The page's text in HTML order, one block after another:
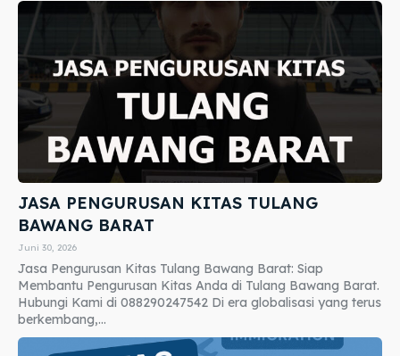
JASA PENGURUSAN KITAS TULANG
BAWANG BARAT
Juni 30, 2026
Jasa Pengurusan Kitas Tulang Bawang Barat: Siap
Membantu Pengurusan Kitas Anda di Tulang Bawang Barat.
Hubungi Kami di 088290247542 Di era globalisasi yang terus
berkembang,...